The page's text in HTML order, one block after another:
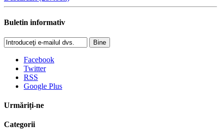
Buletin informativ
Bine
Facebook
Twitter
RSS
Google Plus
Urmăriți-ne
Categorii